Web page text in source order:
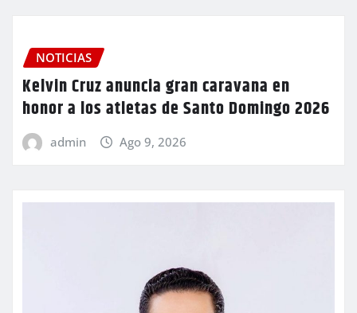
NOTICIAS
Kelvin Cruz anuncia gran caravana en
honor a los atletas de Santo Domingo 2026
admin Ago 9, 2026